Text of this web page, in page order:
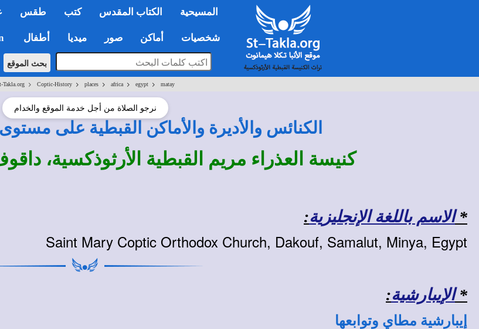
المسيحية الكتاب المقدس كتب طقس
شخصيات أماكن صور ميديا أطفال En
بحث الموقع
Takla.org> Coptic-History> places> africa> egypt> matay
نرجو الصلاة من أجل خدمة الموقع والخدام
الكنائس والأديرة والأماكن القبطية على
كنيسة العذراء مريم القبطية الأرثوذكسية،
*الاسم باللغة الإنجليزية:
Saint Mary Coptic Orthodox Church, Dakouf, Samalut, Minya, Egypt
*الإيبارشية:
إيبارشية مطاي وتوابعها